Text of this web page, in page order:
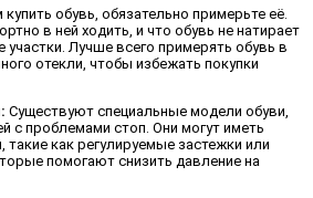
обувь, обязательно примерьте её.
в ней ходить, и что обувь не натирает
Лучше всего примерять обувь в
отекли, чтобы избежать покупки
Существуют специальные модели обуви,
с проблемами стоп. Они могут иметь
как регулируемые застежки или
помогают снизить давление на